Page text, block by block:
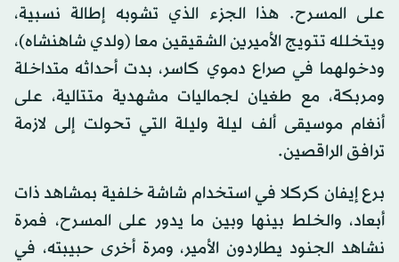
على المسرح. هذا الجزء الذي تشوبه إطالة نسبية،
ويتخلله تتويج الأميرين الشقيقين معا (ولدي شاهنشاه)،
ودخولهما في صراع دموي كاسر، بدت أحداثه متداخلة
ومربكة، مع طغيان لجماليات مشهدية متتالية، على
أنغام موسيقى ألف ليلة وليلة التي تحولت إلى لازمة
ترافق الراقصين.
برع إيفان كركلا في استخدام شاشة خلفية بمشاهد ذات
أبعاد، والخلط بينها وبين ما يدور على المسرح، فمرة
نشاهد الجنود يطاردون الأمير، ومرة أخرى حبيبته، في